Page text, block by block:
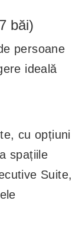
băi)
persoane
ideală
cu opțiuni
spațiile
Suite,